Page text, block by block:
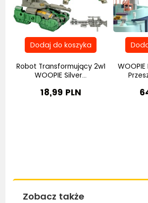
Robot Transformujący 2w1
WOOPIE Silver...
18,99 PLN
Zobacz także